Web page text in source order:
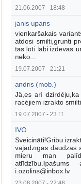
21.06.2007 - 18:48
janis upans
vienkaršakais
atdosi smilti,grunti
tas ļoti labi izdevas
neko...
19.07.2007 - 21:21
andris (mob.)
Jä,es arì
racèjiem izrakto
19.07.2007 - 23:11
IVO
Sveicināti!Gribu
vajadzīgas daudzas
mieru man
i.ozolins@inbox.lv